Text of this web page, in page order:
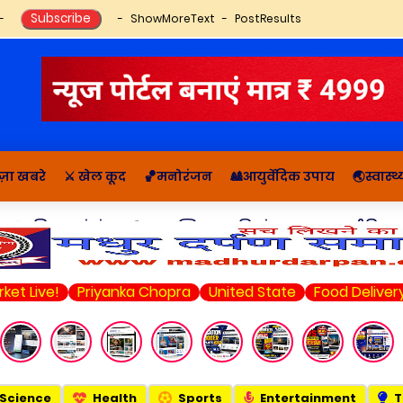
ShowMoreText PostResults
खबरे ⚔️ खेल कूद 🏀मनोरंजन 🎎आयुर्वेदिक उपाय
🔬राशिफल, पंचांग 📚आध्यात्मिक कहानियां व ज्ञान राजनीति
Priyanka Chopra United State Food Delivery
Science Health Sports Entertainment